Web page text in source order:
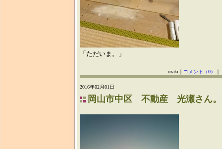
「ただいま。」
ozaki｜ コメント（0） ｜
2016年02月01日
岡山市中区 不動産 光瀬さん。